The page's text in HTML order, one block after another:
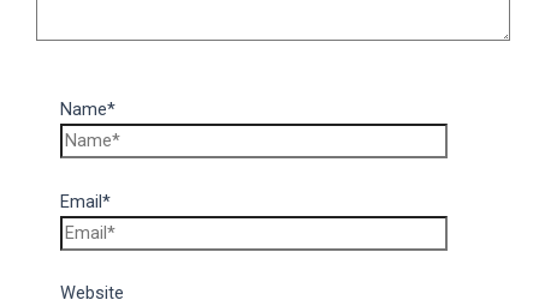
Name*
Email*
Website